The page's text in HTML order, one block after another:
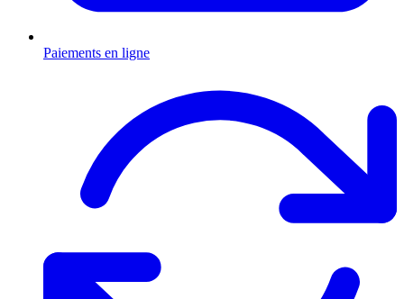
Paiements en ligne